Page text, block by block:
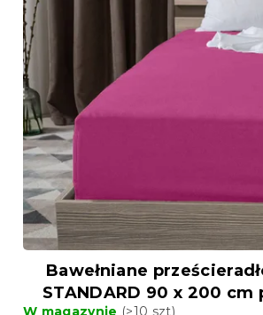
n
e
p
o
d
u
k
ó
w
p
o
d
u
k
ó
w
Bawełniane
STANDARD 90 x 200
W magazynie (>10 szt)